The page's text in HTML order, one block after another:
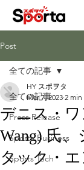
Post
全ての記事
Press Release
Sporta Business
Sports Tech
全ての記事
デニス・ワ
Wang) 氏
タック・
HY スポヲタ
Mar 7, 2023 2 min